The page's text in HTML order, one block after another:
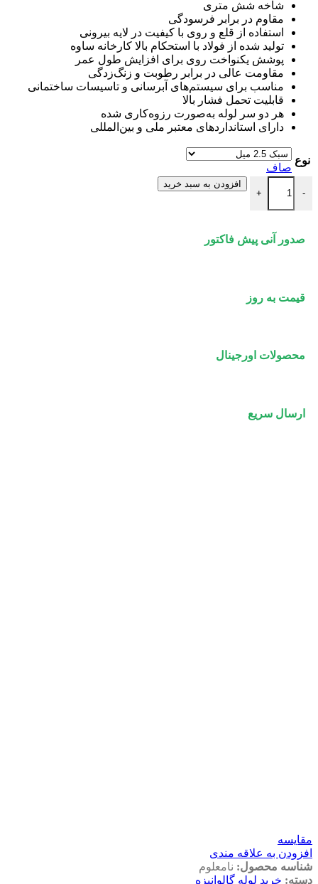
شاخه شش متری
مقاوم در برابر فرسودگی
استفاده از قلع و روی با کیفیت در لایه بیرونی
تولید شده از فولاد با استحکام بالا کارخانه ساوه
پوشش یکنواخت روی برای افزایش طول عمر
مقاومت عالی در برابر رطوبت و زنگ‌زدگی
مناسب برای سیستم‌های آبرسانی و تاسیسات ساختمانی
قابلیت تحمل فشار بالا
هر دو سر لوله به‌صورت رزوه‌کاری شده
دارای استانداردهای معتبر ملی و بین‌المللی
نوع
صاف
-
+
افزودن به سبد خرید
صدور آنی پیش فاکتور
قیمت به روز
محصولات اورجینال
ارسال سریع
مقايسه
افزودن به علاقه مندی
شناسه محصول: نامعلوم
دسته: خرید لوله گالوانیزه